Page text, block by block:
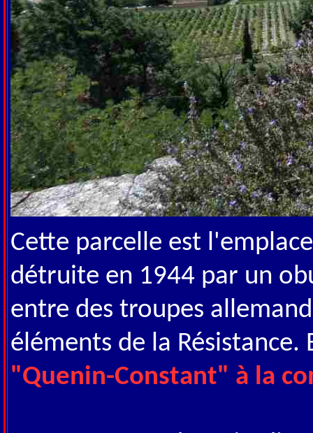
Cette parcelle est
détruite en 1944 par un
entre des troupes
éléments de la Résistance.
"Quenin-Constant" à la